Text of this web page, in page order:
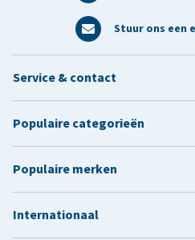
Stuur ons een
Service & contact
Populaire categorieën
Populaire merken
Internationaal